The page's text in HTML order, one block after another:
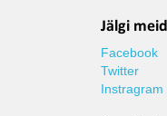
Jälgi meid
Facebook
Twitter
Instragram